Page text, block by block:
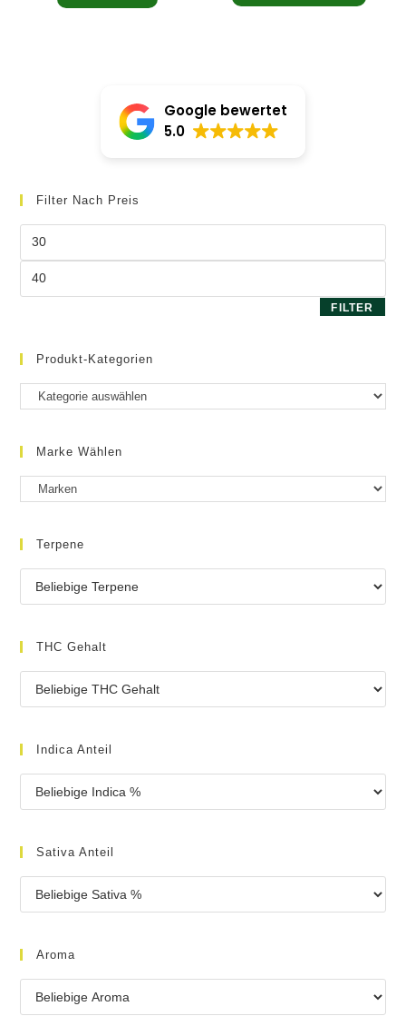
Google bewertet
5.0
Filter Nach Preis
FILTER
Produkt-Kategorien
Marke Wählen
Terpene
THC Gehalt
Indica Anteil
Sativa Anteil
Aroma